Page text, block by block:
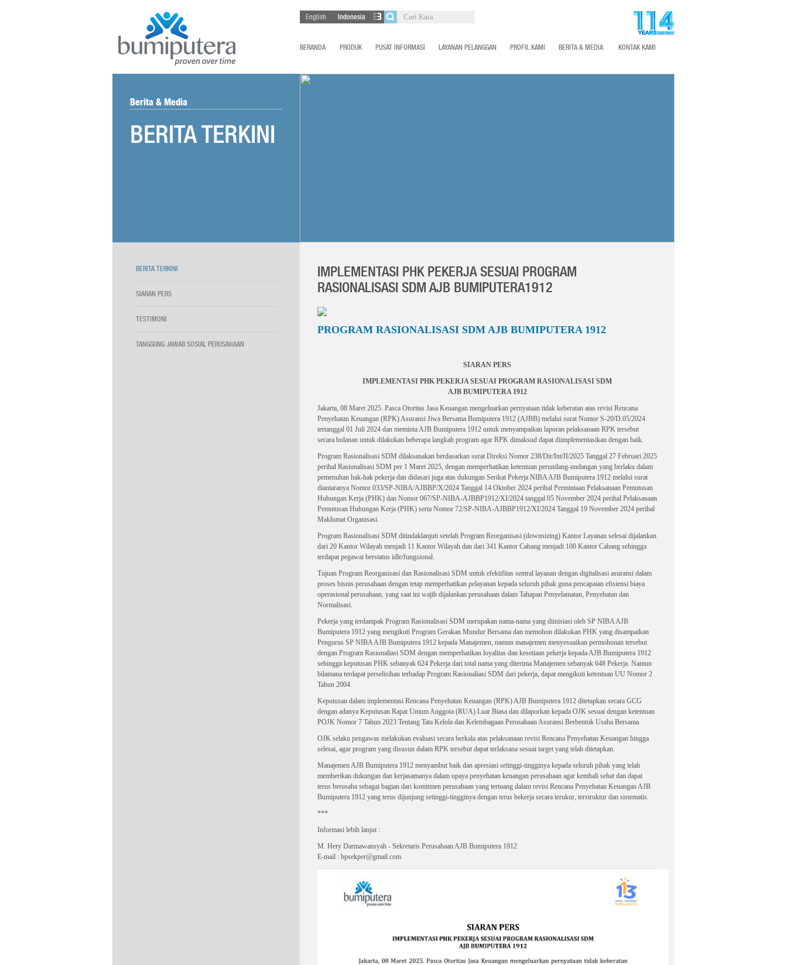
English Indonesia
BERANDA PRODUK PUSAT INFORMASI LAYANAN PELANGGAN PROFIL KAMI BERITA & MEDIA KONTAK KAMI
Berita & Media
BERITA TERKINI
BERITA TERKINI
SIARAN PERS
TESTIMONI
TANGGUNG JAWAB SOSIAL PERUSAHAAN
IMPLEMENTASI PHK PEKERJA SESUAI PROGRAM
RASIONALISASI SDM AJB BUMIPUTERA1912
PROGRAM RASIONALISASI SDM AJB BUMIPUTERA 1912
SIARAN PERS
IMPLEMENTASI PHK PEKERJA SESUAI PROGRAM RASIONALISASI SDM
AJB BUMIPUTERA 1912
Jakarta, 08 Maret 2025. Pasca Otoritas Jasa Keuangan mengeluarkan pernyataan tidak keberatan atas revisi Rencana
Penyehatan Keuangan (RPK) Asuransi Jiwa Bersama Bumiputera 1912 (AJBB) melalui surat Nomor S-20/D.05/2024
tertanggal 01 Juli 2024 dan meminta AJB Bumiputera 1912 untuk menyampaikan laporan pelaksanaan RPK tersebut
secara bulanan untuk dilakukan beberapa langkah program agar RPK dimaksud dapat diimplementasikan dengan baik.
Program Rasionalisasi SDM dilaksanakan berdasarkan surat Direksi Nomor 238/Dir/Int/II/2025 Tanggal 27 Februari 2025
perihal Rasionalisasi SDM per 1 Maret 2025, dengan memperhatikan ketentuan perundang-undangan yang berlaku dalam
pemenuhan hak-hak pekerja dan didasari juga atas dukungan Serikat Pekerja NIBA AJB Bumiputera 1912 melalui surat
diantaranya Nomor 033/SP-NIBA/AJBBP/X/2024 Tanggal 14 Oktober 2024 perihal Permintaan Pelaksanaan Pemutusan
Hubungan Kerja (PHK) dan Nomor 067/SP-NIBA-AJBBP1912/XI/2024 tanggal 05 November 2024 perihal Pelaksanaan
Pemutusan Hubungan Kerja (PHK) serta Nomor 72/SP-NIBA-AJBBP1912/XI/2024 Tanggal 19 November 2024 perihal
Maklumat Organisasi.
Program Rasionalisasi SDM ditindaklanjuti setelah Program Reorganisasi (downsizing) Kantor Layanan selesai dijalankan
dari 20 Kantor Wilayah menjadi 11 Kantor Wilayah dan dari 341 Kantor Cabang menjadi 100 Kantor Cabang sehingga
terdapat pegawai berstatus idle/fungsional.
Tujuan Program Reorganisasi dan Rasionalisasi SDM untuk efektifitas sentral layanan dengan digitalisasi asuransi dalam
proses bisnis perusahaan dengan tetap memperhatikan pelayanan kepada seluruh pihak guna pencapaian efisiensi biaya
operasional perusahaan, yang saat ini wajib dijalankan perusahaan dalam Tahapan Penyelamatan, Penyehatan dan
Normalisasi.
Pekerja yang terdampak Program Rasionalisasi SDM merupakan nama-nama yang diinisiasi oleh SP NIBA AJB
Bumiputera 1912 yang mengikuti Program Gerakan Mundur Bersama dan memohon dilakukan PHK yang disampaikan
Pengurus SP NIBA AJB Bumiputera 1912 kepada Manajemen, namun manajemen menyesuaikan permohonan tersebut
dengan Program Rasionaliasi SDM dengan memperhatikan loyalitas dan kesetiaan pekerja kepada AJB Bumiputera 1912
sehingga keputusan PHK sebanyak 624 Pekerja dari total nama yang diterima Manajemen sebanyak 648 Pekerja. Namun
bilamana terdapat perselisihan terhadap Program Rasionaliasi SDM dari pekerja, dapat mengikuti ketentuan UU Nomor 2
Tahun 2004.
Keputusan dalam implementasi Rencana Penyehatan Keuangan (RPK) AJB Bumiputera 1912 ditetapkan secara GCG
dengan adanya Keputusan Rapat Umum Anggota (RUA) Luar Biasa dan dilaporkan kepada OJK sesuai dengan ketentuan
POJK Nomor 7 Tahun 2023 Tentang Tata Kelola dan Kelembagaan Perusahaan Asuransi Berbentuk Usaha Bersama.
OJK selaku pengawas melakukan evaluasi secara berkala atas pelaksanaan revisi Rencana Penyehatan Keuangan hingga
selesai, agar program yang disusun dalam RPK tersebut dapat terlaksana sesuai target yang telah ditetapkan.
Manajemen AJB Bumiputera 1912 menyambut baik dan apresiasi setinggi-tingginya kepada seluruh pihak yang telah
memberikan dukungan dan kerjasamanya dalam upaya penyehatan keuangan perusahaan agar kembali sehat dan dapat
terus berusaha sebagai bagian dari komitmen perusahaan yang tertuang dalam revisi Rencana Penyehatan Keuangan AJB
Bumiputera 1912 yang terus dijunjung setinggi-tingginya dengan terus bekerja secara terukur, terstruktur dan sistematis.
***
Informasi lebih lanjut :
M. Hery Darmawansyah - Sekretaris Perusahaan AJB Bumiputera 1912
E-mail : bpsekper@gmail.com